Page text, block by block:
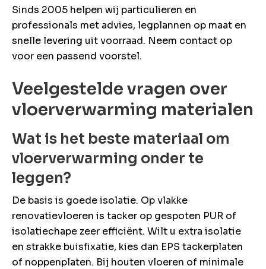
Sinds 2005 helpen wij particulieren en
professionals met advies, legplannen op maat en
snelle levering uit voorraad. Neem contact op
voor een passend voorstel.
Veelgestelde vragen over
vloerverwarming materialen
Wat is het beste materiaal om
vloerverwarming onder te
leggen?
De basis is goede isolatie. Op vlakke
renovatievloeren is tacker op gespoten PUR of
isolatiechape zeer efficiënt. Wilt u extra isolatie
en strakke buisfixatie, kies dan EPS tackerplaten
of noppenplaten. Bij houten vloeren of minimale